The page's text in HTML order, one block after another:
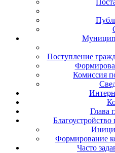
Поступление
Комиссия
Глава
Благоустройство
Формирование
Часто